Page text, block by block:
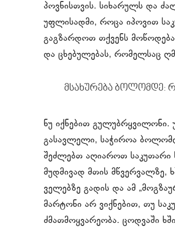
პოვნისთვის. სიხარულს და
უფლისადმი, როცა იპოვით
გაგზარდოთ თქვენს
და ცხებულებას, რომელსაც
მსახურება ბოლომდე:
ნუ იქნებით
გასავლელი, საჭიროა
შეძლებთ აღიაროთ საკუთარი
მუდმივად მთის მწვერვალზე,
ველებზე გადის და ამ
მარტონი არ ვიქნებით, თუ
ძმათმოყვარეობა. ცოდვაში